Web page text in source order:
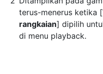
terus-menerus ketika [
rangkaian] dipilih
di menu playback.